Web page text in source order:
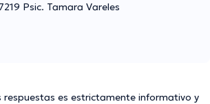
Psic. Tamara Vareles
respuestas es estrictamente informativo y